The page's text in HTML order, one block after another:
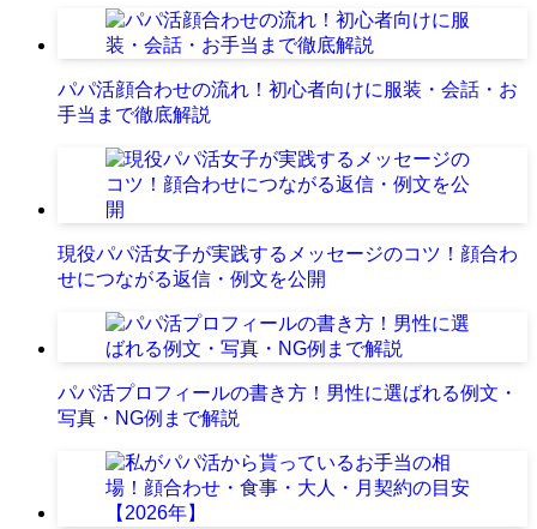
パパ活顔合わせの流れ！初心者向けに服装・会話・お
手当まで徹底解説
現役パパ活女子が実践するメッセージのコツ！顔合わ
せにつながる返信・例文を公開
パパ活プロフィールの書き方！男性に選ばれる例文・
写真・NG例まで解説